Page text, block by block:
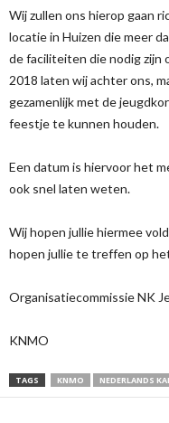
Wij zullen ons hierop gaan
locatie in Huizen die meer
de faciliteiten die nodig zijn
2018 laten wij achter ons,
gezamenlijk met de
feestje te kunnen houden.
Een datum is hiervoor het
ook snel laten weten.
Wij hopen jullie hiermee
hopen jullie te treffen op
Organisatiecommissie NK
KNMO
TAGS KNMO NEDERLANDS